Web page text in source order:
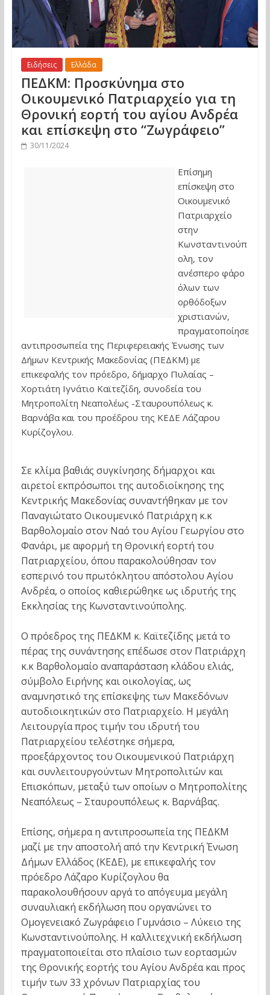
Ειδήσεις Ελλάδα
ΠΕΔΚΜ: Προσκύνημα στο
Οικουμενικό Πατριαρχείο για τη
Θρονική εορτή του αγίου Ανδρέα
και επίσκεψη στο “Ζωγράφειο”
30/11/2024
Επίσημη
επίσκεψη στο
Οικουμενικό
Πατριαρχείο
στην
Κωνσταντινούπ
ολη, τον
ανέσπερο φάρο
όλων των
ορθόδοξων
χριστιανών,
πραγματοποίησε
αντιπροσωπεία της Περιφερειακής Ένωσης των
Δήμων Κεντρικής Μακεδονίας (ΠΕΔΚΜ) με
επικεφαλής τον πρόεδρο, δήμαρχο Πυλαίας –
Χορτιάτη Ιγνάτιο Καϊτεζίδη, συνοδεία του
Μητροπολίτη Νεαπολέως -Σταυρουπόλεως κ.
Βαρνάβα και του προέδρου της ΚΕΔΕ Λάζαρου
Κυρίζογλου.
Σε κλίμα βαθιάς συγκίνησης δήμαρχοι και
αιρετοί εκπρόσωποι της αυτοδιοίκησης της
Κεντρικής Μακεδονίας συναντήθηκαν με τον
Παναγιώτατο Οικουμενικό Πατριάρχη κ.κ
Βαρθολομαίο στον Ναό του Αγίου Γεωργίου στο
Φανάρι, με αφορμή τη Θρονική εορτή του
Πατριαρχείου, όπου παρακολούθησαν τον
εσπερινό του πρωτόκλητου απόστολου Αγίου
Ανδρέα, ο οποίος καθιερώθηκε ως ιδρυτής της
Εκκλησίας της Κωνσταντινούπολης.
Ο πρόεδρος της ΠΕΔΚΜ κ. Καϊτεζίδης μετά το
πέρας της συνάντησης επέδωσε στον Πατριάρχη
κ.κ Βαρθολομαίο αναπαράσταση κλάδου ελιάς,
σύμβολο Ειρήνης και οικολογίας, ως
αναμνηστικό της επίσκεψης των Μακεδόνων
αυτοδιοικητικών στο Πατριαρχείο. Η μεγάλη
Λειτουργία προς τιμήν του ιδρυτή του
Πατριαρχείου τελέστηκε σήμερα,
προεξάρχοντος του Οικουμενικού Πατριάρχη
και συνλειτουργούντων Μητροπολιτών και
Επισκόπων, μεταξύ των οποίων ο Μητροπολίτης
Νεαπόλεως – Σταυρουπόλεως κ. Βαρνάβας.
Επίσης, σήμερα η αντιπροσωπεία της ΠΕΔΚΜ
μαζί με την αποστολή από την Κεντρική Ένωση
Δήμων Ελλάδος (ΚΕΔΕ), με επικεφαλής τον
πρόεδρο Λάζαρο Κυρίζογλου θα
παρακολουθήσουν αργά το απόγευμα μεγάλη
συναυλιακή εκδήλωση που οργανώνει το
Ομογενειακό Ζωγράφειο Γυμνάσιο – Λύκειο της
Κωνσταντινούπολης. Η καλλιτεχνική εκδήλωση
πραγματοποιείται στο πλαίσιο των εορτασμών
της Θρονικής εορτής του Αγίου Ανδρέα και προς
τιμήν των 33 χρόνων Πατριαρχίας του